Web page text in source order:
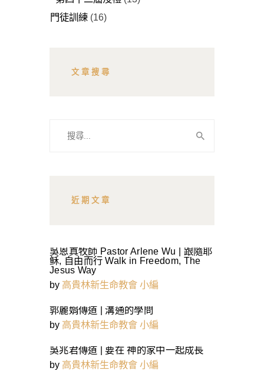
門徒訓練 (16)
文章搜尋
近期文章
吳恩真牧師 Pastor Arlene Wu | 跟隨耶
稣, 自由而行 Walk in Freedom, The
Jesus Way
by 高貴林新生命教會 小編
郭麗娟傳道 | 溝通的學問
by 高貴林新生命教會 小編
吳兆君傳道 | 要在 神的家中一起成長
by 高貴林新生命教會 小編